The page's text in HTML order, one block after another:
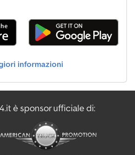
informazioni
è sponsor ufficiale di: